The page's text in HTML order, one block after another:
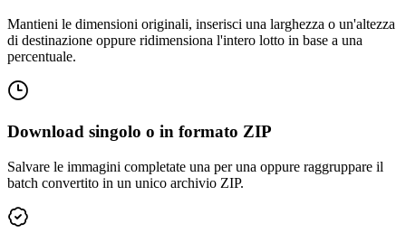
Mantieni le dimensioni originali, inserisci una larghezza o un'altezza
di destinazione oppure ridimensiona l'intero lotto in base a una
percentuale.
Download singolo o in formato ZIP
Salvare le immagini completate una per una oppure raggruppare il
batch convertito in un unico archivio ZIP.